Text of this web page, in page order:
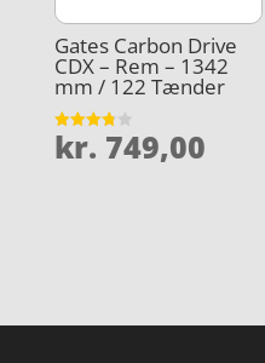
Gates Carbon Drive
CDX – Rem – 1342
mm / 122 Tænder
Vurderet
3.8
kr. 749,00